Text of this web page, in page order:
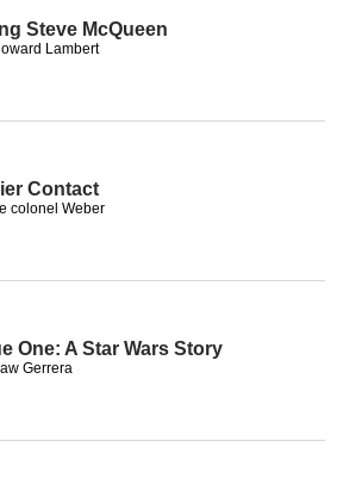
Steve McQueen
Lambert
Contact
colonel Weber
One: A Star Wars Story
Gerrera